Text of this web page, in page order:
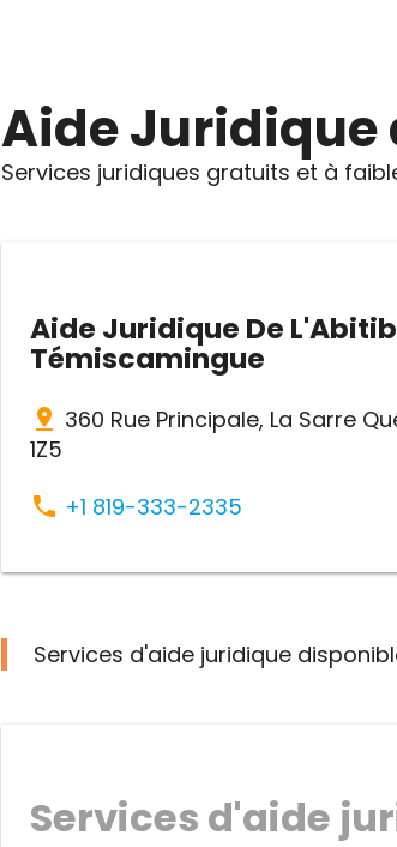
Aide Juridique
Services juridiques gratuits et à
Aide Juridique De
Témiscamingue
pin_drop 360 Rue Principale, La Sarre
1Z5
phone +1 819-333-2335
Services d'aide juridique
Services d'aide